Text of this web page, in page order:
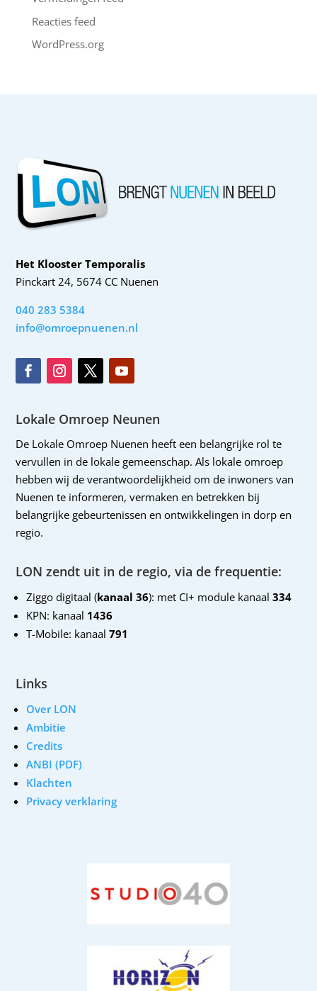
Reacties feed
WordPress.org
Het Klooster Temporalis
Pinckart 24, 5674 CC Nuenen
040 283 5384
info@omroepnuenen.nl
Lokale Omroep Neunen
De Lokale Omroep Nuenen heeft een belangrijke rol te
vervullen in de lokale gemeenschap. Als lokale omroep
hebben wij de verantwoordelijkheid om de inwoners van
Nuenen te informeren, vermaken en betrekken bij
belangrijke gebeurtenissen en ontwikkelingen in dorp en
regio.
LON zendt uit in de regio, via de frequentie:
Ziggo digitaal (kanaal 36): met CI+ module kanaal 334
KPN: kanaal 1436
T-Mobile: kanaal791
Links
Over LON
Ambitie
Credits
ANBI (PDF)
Klachten
Privacy verklaring